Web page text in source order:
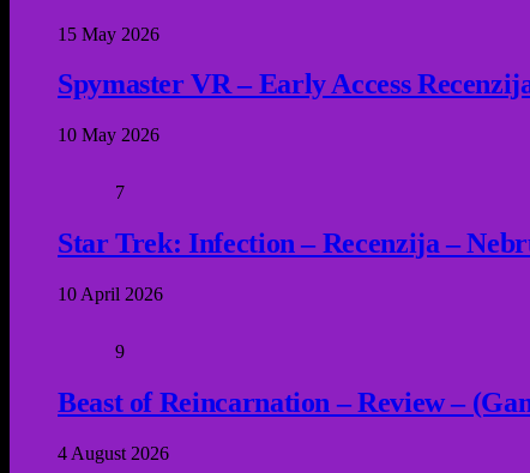
15 May 2026
Spymaster VR – Early Access
10 May 2026
7
Star Trek: Infection – Recenzija –
10 April 2026
9
Beast of Reincarnation – Review –
4 August 2026